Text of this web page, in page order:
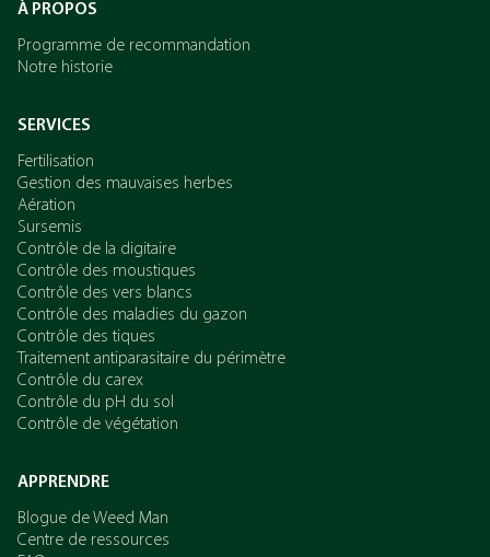
À PROPOS
Programme de recommandation
Notre historie
SERVICES
Fertilisation
Gestion des mauvaises herbes
Aération
Sursemis
Contrôle de la digitaire
Contrôle des moustiques
Contrôle des vers blancs
Contrôle des maladies du gazon
Contrôle des tiques
Traitement antiparasitaire du périmètre
Contrôle du carex
Contrôle du pH du sol
Contrôle de végétation
APPRENDRE
Blogue de Weed Man
Centre de ressources